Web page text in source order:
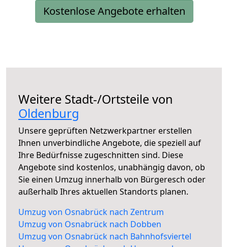
Kostenlose Angebote erhalten
Weitere Stadt-/Ortsteile von
Oldenburg
Unsere geprüften Netzwerkpartner erstellen
Ihnen unverbindliche Angebote, die speziell auf
Ihre Bedürfnisse zugeschnitten sind. Diese
Angebote sind kostenlos, unabhängig davon, ob
Sie einen Umzug innerhalb von Bürgeresch oder
außerhalb Ihres aktuellen Standorts planen.
Umzug von Osnabrück nach Zentrum
Umzug von Osnabrück nach Dobben
Umzug von Osnabrück nach Bahnhofsviertel